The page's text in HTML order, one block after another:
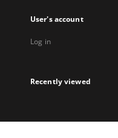
User's account
Log in
Recently viewed